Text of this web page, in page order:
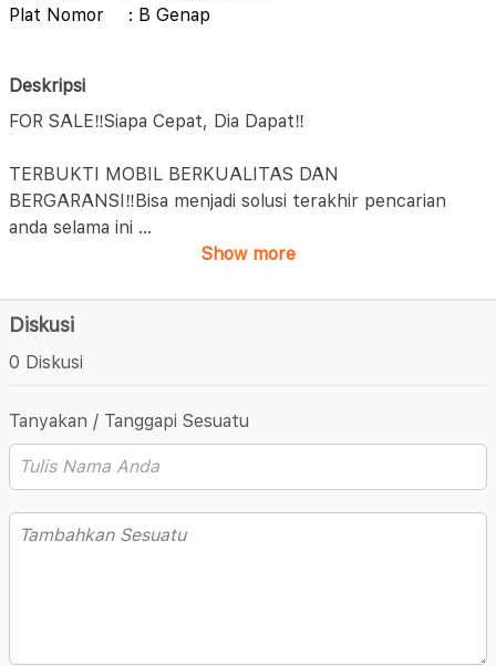
Plat Nomor
: B Genap
Deskripsi
FOR SALE‼️Siapa Cepat, Dia Dapat‼️
TERBUKTI MOBIL BERKUALITAS DAN
BERGARANSI‼️Bisa menjadi solusi terakhir pencarian
anda selama ini ...
Show more
Diskusi
0 Diskusi
Tanyakan / Tanggapi Sesuatu